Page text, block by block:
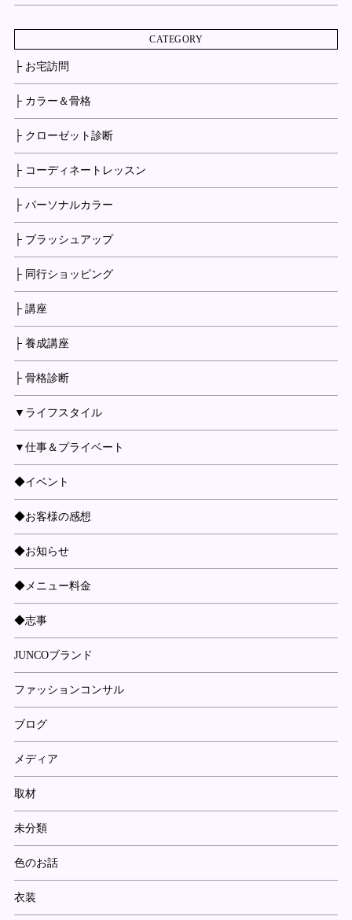
CATEGORY
├ お宅訪問
├ カラー＆骨格
├ クローゼット診断
├ コーディネートレッスン
├ パーソナルカラー
├ ブラッシュアップ
├ 同行ショッピング
├ 講座
├ 養成講座
├ 骨格診断
▼ライフスタイル
▼仕事＆プライベート
◆イベント
◆お客様の感想
◆お知らせ
◆メニュー料金
◆志事
JUNCOブランド
ファッションコンサル
ブログ
メディア
取材
未分類
色のお話
衣装